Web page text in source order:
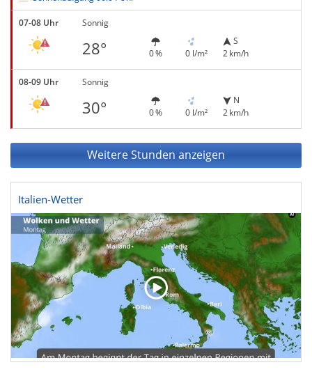
07-08 Uhr Sonnig
28° 0 % 0 l/m²
S
2 km/h
08-09 Uhr Sonnig
30° 0 % 0 l/m²
N
2 km/h
Weitere Stunden anzeigen
Italien-Wetter